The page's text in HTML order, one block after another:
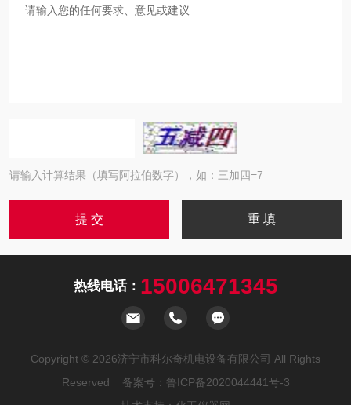
请输入计算结果（填写阿拉伯数字），如：三加四=7
热线电话： 15006471345
Copyright © 2026济宁市科尔奇机电设备有限公司 All Rights
Reserved 备案号： 鲁ICP备2020044441号-3